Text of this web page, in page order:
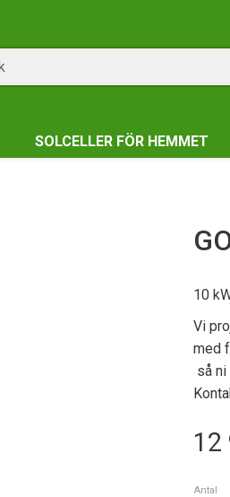
SOLCELLER FÖR HEMMET
10
Vi
med
så
12
Antal